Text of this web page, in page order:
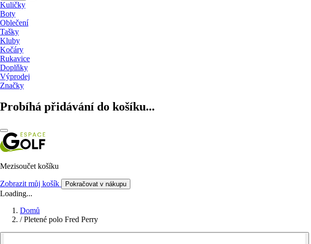
Kuličky
Boty
Oblečení
Tašky
Kluby
Kočáry
Rukavice
Doplňky
Výprodej
Značky
Probíhá přidávání do košíku...
Mezisoučet košíku
Zobrazit můj košík Pokračovat v nákupu
Loading...
Domů
/ Pletené polo Fred Perry